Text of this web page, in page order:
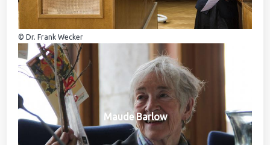
© Dr. Frank Wecker
Maude Barlow